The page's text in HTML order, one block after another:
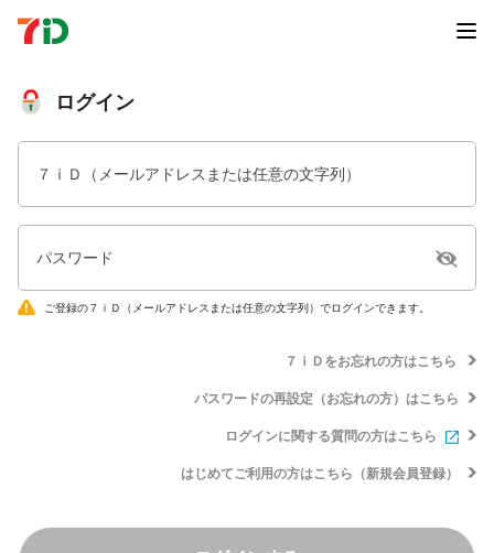
ログイン
７ｉＤ（メールアドレスまたは任意の文字列）
パスワード
ご登録の７ｉＤ（メールアドレスまたは任意の文字列）でログインできます。
７ｉＤをお忘れの方はこちら
パスワードの再設定（お忘れの方）はこちら
ログインに関する質問の方はこちら
はじめてご利用の方はこちら（新規会員登録）